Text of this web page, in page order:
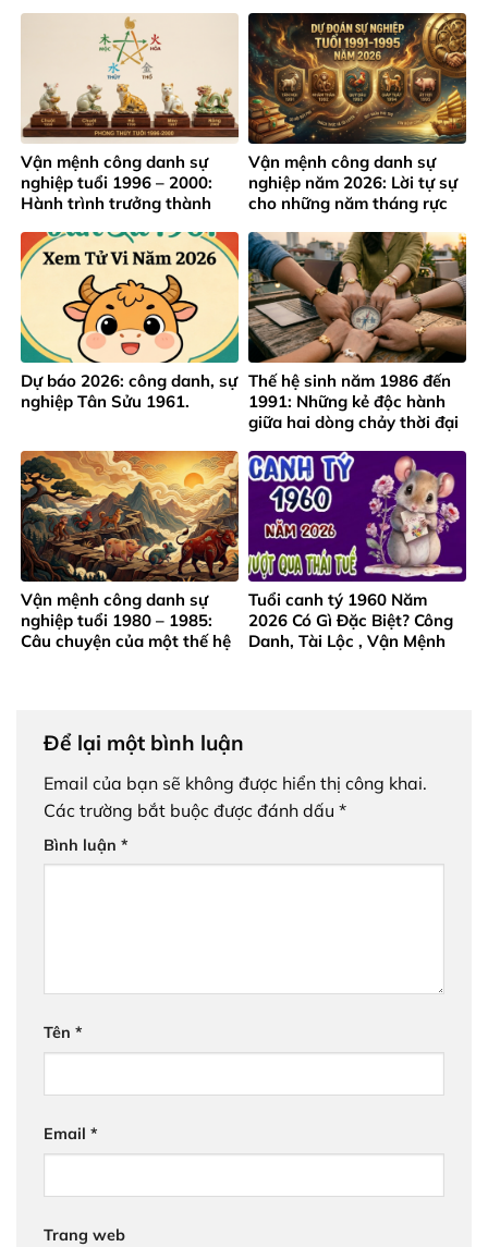
Vận mệnh công danh sự
nghiệp tuổi 1996 – 2000:
Hành trình trưởng thành
Vận mệnh công danh sự
nghiệp năm 2026: Lời tự sự
cho những năm tháng rực
Dự báo 2026: công danh, sự
nghiệp Tân Sửu 1961.
Thế hệ sinh năm 1986 đến
1991: Những kẻ độc hành
giữa hai dòng chảy thời đại
Vận mệnh công danh sự
nghiệp tuổi 1980 – 1985:
Câu chuyện của một thế hệ
Tuổi canh tý 1960 Năm
2026 Có Gì Đặc Biệt? Công
Danh, Tài Lộc , Vận Mệnh
Để lại một bình luận
Email của bạn sẽ không được hiển thị công khai.
Các trường bắt buộc được đánh dấu *
Bình luận *
Tên *
Email *
Trang web